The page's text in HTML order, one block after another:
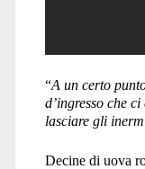
“A un certo
d’ingresso che
lasciare gli
Decine di uova